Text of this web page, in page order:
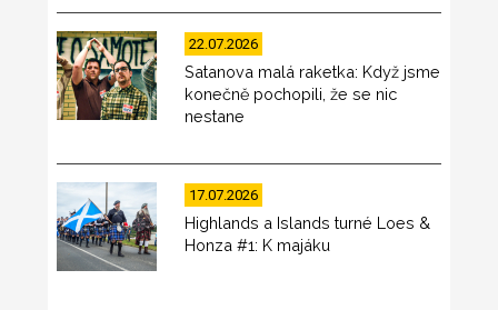
22.07.2026
Satanova malá raketka: Když jsme
konečně pochopili, že se nic
nestane
17.07.2026
Highlands a Islands turné Loes &
Honza #1: K majáku